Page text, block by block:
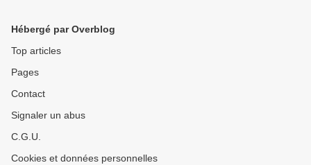
Hébergé par Overblog
Top articles
Pages
Contact
Signaler un abus
C.G.U.
Cookies et données personnelles